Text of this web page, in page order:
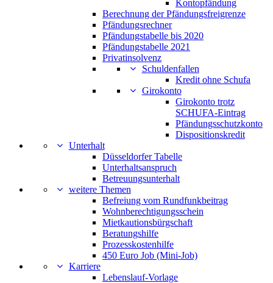
Kontopfändung
Berechnung der Pfändungsfreigrenze
Pfändungsrechner
Pfändungstabelle bis 2020
Pfändungstabelle 2021
Privatinsolvenz
Schuldenfallen
Kredit ohne Schufa
Girokonto
Girokonto trotz
SCHUFA-Eintrag
Pfändungsschutzkonto
Dispositionskredit
Unterhalt
Düsseldorfer Tabelle
Unterhaltsanspruch
Betreuungsunterhalt
weitere Themen
Befreiung vom Rundfunkbeitrag
Wohnberechtigungsschein
Mietkautionsbürgschaft
Beratungshilfe
Prozesskostenhilfe
450 Euro Job (Mini-Job)
Karriere
Lebenslauf-Vorlage